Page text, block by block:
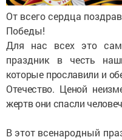
От всего сердца
Победы!
Для нас всех это
праздник в честь
которые прославили и
Отечество. Ценой
жертв они спасли
В этот всенародный